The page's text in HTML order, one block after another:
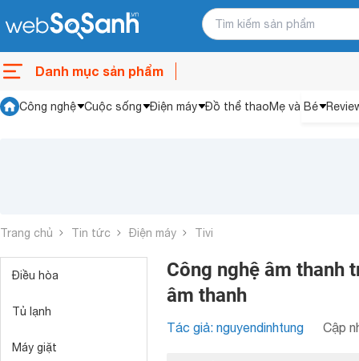
Danh mục sản phẩm
Công nghệ Cuộc sống Điện máy Đồ thể thaoMẹ và Bé
Trang chủ Tin tức Điện máy Tivi
Điều hòa
Tủ lạnh
Máy giặt
Công nghệ âm thanh
âm thanh
Tác giả: nguyendinhtung Cập